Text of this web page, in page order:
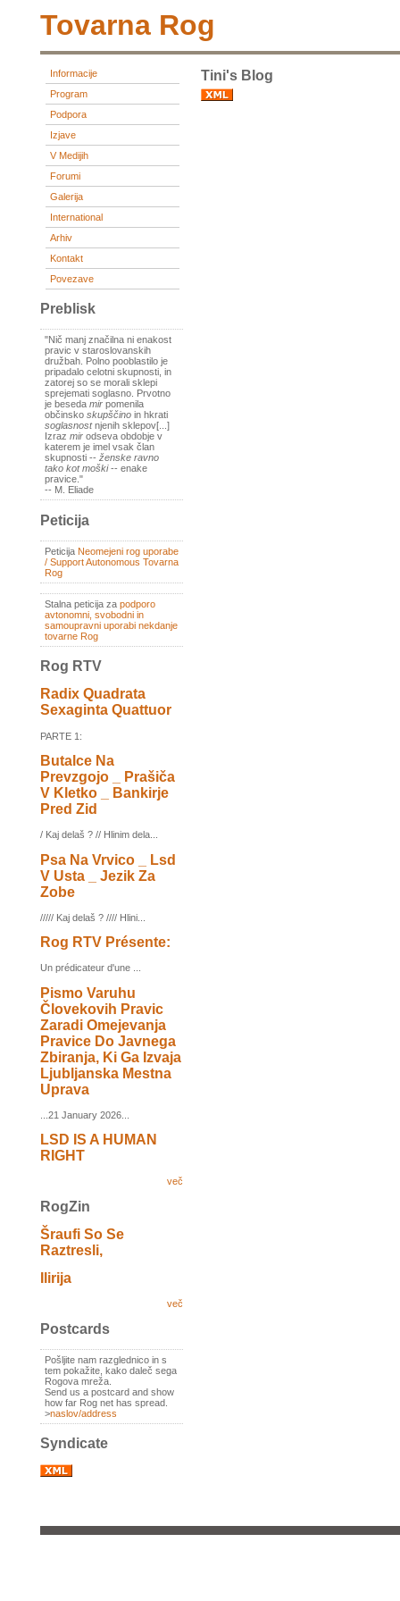
Tovarna Rog
Informacije
Program
Podpora
Izjave
V Medijih
Forumi
Galerija
International
Arhiv
Kontakt
Povezave
Preblisk
"Nič manj značilna ni enakost
pravic v staroslovanskih
družbah. Polno pooblastilo je
pripadalo celotni skupnosti, in
zatorej so se morali sklepi
sprejemati soglasno. Prvotno
je beseda mir pomenila
občinsko skupščino in hkrati
soglasnostnjenih sklepov[...]
Izraz mir odseva obdobje v
katerem je imel vsak član
skupnosti -- ženske ravno
tako kot moški-- enake
pravice."
-- M. Eliade
Peticija
Peticija Neomejeni rog uporabe
/ Support Autonomous Tovarna
Rog
Stalna peticija za podporo
avtonomni, svobodni in
samoupravni uporabi nekdanje
tovarne Rog
Rog RTV
Radix Quadrata
Sexaginta Quattuor
PARTE 1:
Butalce Na
Prevzgojo _ Prašiča
V Kletko _ Bankirje
Pred Zid
/ Kaj delaš ? // Hlinim dela...
Psa Na Vrvico _ Lsd
V Usta _ Jezik Za
Zobe
///// Kaj delaš ? //// Hlini...
Rog RTV Présente:
Un prédicateur d'une ...
Pismo Varuhu
Človekovih Pravic
Zaradi Omejevanja
Pravice Do Javnega
Zbiranja, Ki Ga Izvaja
Ljubljanska Mestna
Uprava
...21 January 2026...
LSD IS A HUMAN
RIGHT
več
RogZin
Šraufi So Se
Raztresli,
Ilirija
več
Postcards
Pošljite nam razglednico in s
tem pokažite, kako daleč sega
Rogova mreža.
Send us a postcard and show
how far Rog net has spread.
>naslov/address
Syndicate
Tini's Blog